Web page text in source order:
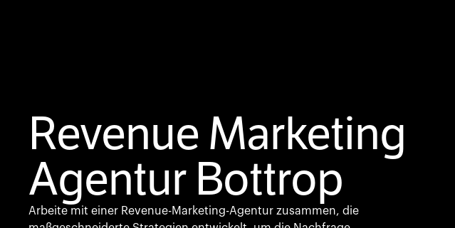
Revenue Marketing
Agentur Bottrop
Arbeite mit einer Revenue-Marketing-Agentur zusammen, die